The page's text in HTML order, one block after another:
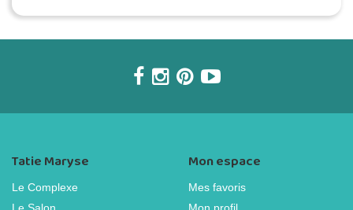
Tatie Maryse
Le Complexe
Mon espace
Mes favoris